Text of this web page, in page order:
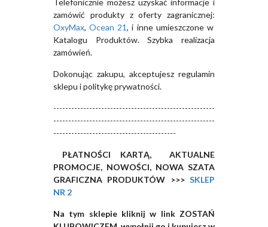
zamówić produkty z oferty zagranicznej:
OxyMax,Ocean 21, i inne umieszczone w
Katalogu Produktów. Szybka realizacja
zamówień.
Dokonując zakupu, akceptujesz regulamin
sklepu i politykę prywatności.
------------------------------------------------------
------------------------------------------------------
-----------------------------------------
PŁATNOŚCI KARTĄ, AKTUALNE
PROMOCJE, NOWOŚCI, NOWA SZATA
GRAFICZNA PRODUKTÓW >>>SKLEP
NR 2
Na tym sklepie kliknij w link ZOSTAŃ